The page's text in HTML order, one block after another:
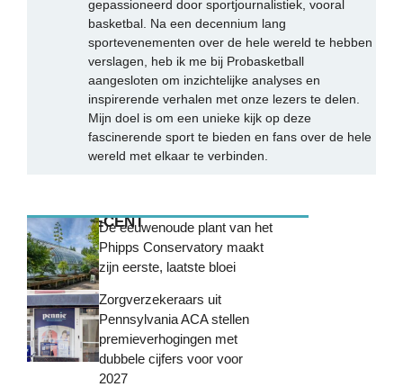
gepassioneerd door sportjournalistiek, vooral
basketbal. Na een decennium lang
sportevenementen over de hele wereld te hebben
verslagen, heb ik me bij Probasketball
aangesloten om inzichtelijke analyses en
inspirerende verhalen met onze lezers te delen.
Mijn doel is om een unieke kijk op deze
fascinerende sport te bieden en fans over de hele
wereld met elkaar te verbinden.
MEEST RECENTDe eeuwenoude plant van het
Phipps Conservatory maakt
zijn eerste, laatste bloei
Zorgverzekeraars uit
Pennsylvania ACA stellen
premieverhogingen met
dubbele cijfers voor voor
2027